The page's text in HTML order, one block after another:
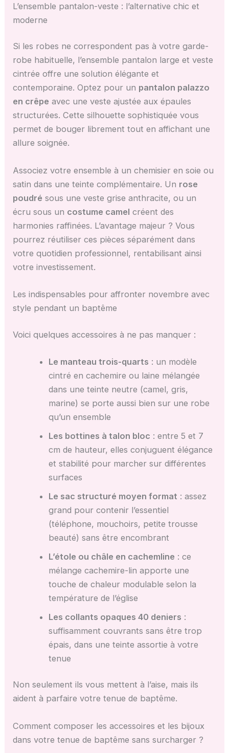
L’ensemble pantalon-veste : l’alternative chic et
moderne
Si les robes ne correspondent pas à votre garde-
robe habituelle, l’ensemble pantalon large et veste
cintrée offre une solution élégante et
contemporaine. Optez pour un pantalon palazzo
en crêpe avec une veste ajustée aux épaules
structurées. Cette silhouette sophistiquée vous
permet de bouger librement tout en affichant une
allure soignée.
Associez votre ensemble à un chemisier en soie ou
satin dans une teinte complémentaire. Un rose
poudré sous une veste grise anthracite, ou un
écru sous un costume camel créent des
harmonies raffinées. L’avantage majeur ? Vous
pourrez réutiliser ces pièces séparément dans
votre quotidien professionnel, rentabilisant ainsi
votre investissement.
Les indispensables pour affronter novembre avec
style pendant un baptême
Voici quelques accessoires à ne pas manquer :
Le manteau trois-quarts : un modèle
cintré en cachemire ou laine mélangée
dans une teinte neutre (camel, gris,
marine) se porte aussi bien sur une robe
qu’un ensemble
Les bottines à talon bloc : entre 5 et 7
cm de hauteur, elles conjuguent élégance
et stabilité pour marcher sur différentes
surfaces
Le sac structuré moyen format : assez
grand pour contenir l’essentiel
(téléphone, mouchoirs, petite trousse
beauté) sans être encombrant
L’étole ou châle en cachemline : ce
mélange cachemire-lin apporte une
touche de chaleur modulable selon la
température de l’église
Les collants opaques 40 deniers :
suffisamment couvrants sans être trop
épais, dans une teinte assortie à votre
tenue
Non seulement ils vous mettent à l’aise, mais ils
aident à parfaire votre tenue de baptême.
Comment composer les accessoires et les bijoux
dans votre tenue de baptême sans surcharger ?